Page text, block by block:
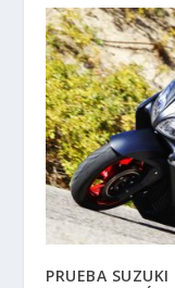
PRUEBA